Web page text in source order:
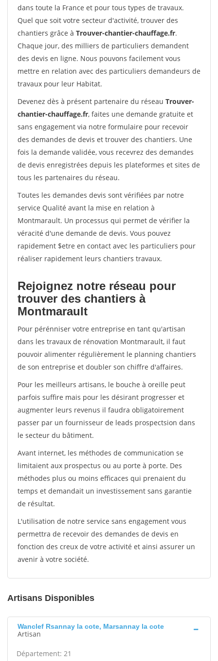
dans toute la France et pour tous types de travaux.
Quel que soit votre secteur d'activité, trouver des
chantiers grâce à Trouver-chantier-chauffage.fr.
Chaque jour, des milliers de particuliers demandent
des devis en ligne. Nous pouvons facilement vous
mettre en relation avec des particuliers demandeurs de
travaux pour leur Habitat.
Devenez dès à présent partenaire du réseau Trouver-
chantier-chauffage.fr, faites une demande gratuite et
sans engagement via notre formulaire pour recevoir
des demandes de devis et trouver des chantiers. Une
fois la demande validée, vous recevrez des demandes
de devis enregistrées depuis les plateformes et sites de
tous les partenaires du réseau.
Toutes les demandes devis sont vérifiées par notre
service Qualité avant la mise en relation à
Montmarault. Un processus qui permet de vérifier la
véracité d'une demande de devis. Vous pouvez
rapidement $etre en contact avec les particuliers pour
réaliser rapidement leurs chantiers travaux.
Rejoignez notre réseau pour
trouver des chantiers à
Montmarault
Pour pérénniser votre entreprise en tant qu'artisan
dans les travaux de rénovation Montmarault, il faut
pouvoir alimenter régulièrement le planning chantiers
de son entreprise et doubler son chiffre d'affaires.
Pour les meilleurs artisans, le bouche à oreille peut
parfois suffire mais pour les désirant progresser et
augmenter leurs revenus il faudra obligatoirement
passer par un fournisseur de leads prospectsion dans
le secteur du bâtiment.
Avant internet, les méthodes de communication se
limitaient aux prospectus ou au porte à porte. Des
méthodes plus ou moins efficaces qui prenaient du
temps et demandait un investissement sans garantie
de résultat.
L'utilisation de notre service sans engagement vous
permettra de recevoir des demandes de devis en
fonction des creux de votre activité et ainsi assurer un
avenir à votre société.
Artisans Disponibles
Wanclef Rsannay la cote, Marsannay la cote
Artisan
Département: 21